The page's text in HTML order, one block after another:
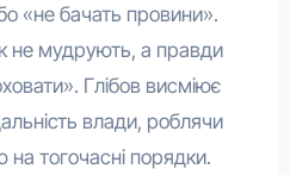
«не бачать провини».
не мудрують, а правди
Глібов висміює
влади, роблячи
тогочасні порядки.